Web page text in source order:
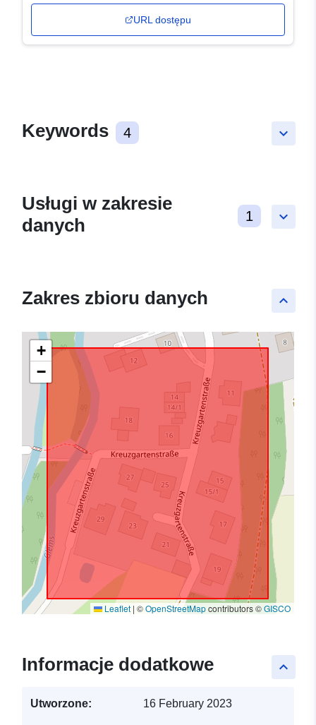
URL dostępu
keyboard_arrow_down
Keywords 4
keyboard_arrow_down
Usługi w zakresie
danych
1
keyboard_arrow_up
Zakres zbioru danych
+
−
Leaflet | ©OpenStreetMapcontributors ©GISCO
keyboard_arrow_up
Informacje dodatkowe
Utworzone: 16 February 2023